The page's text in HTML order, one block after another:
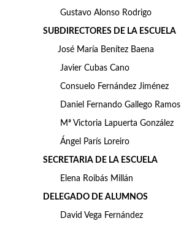
Gustavo Alonso Rodrigo
SUBDIRECTORES DE LA ESCUELA
José María Benítez Baena
Javier Cubas Cano
Consuelo Fernández Jiménez
Daniel Fernando Gallego Ramos
Mª Victoria Lapuerta González
Ángel París Loreiro
SECRETARIA DE LA ESCUELA
Elena Roibás Millán
DELEGADO DE ALUMNOS
David Vega Fernández